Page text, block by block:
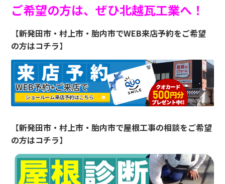
ご希望の方は、ぜひ北越瓦工業へ！
【新発田市・村上市・胎内市でWEB来店予約をご希望
の方はコチラ】
【新発田市・村上市・胎内市で屋根工事の相談をご希望
の方はコチラ】